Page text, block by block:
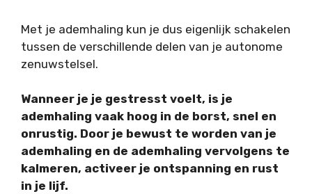
Met je ademhaling kun je dus eigenlijk schakelen
tussen de verschillende delen van je autonome
zenuwstelsel.
Wanneer je je gestresst voelt, is je
ademhaling vaak hoog in de borst, snel en
onrustig. Door je bewust te worden van je
ademhaling en de ademhaling vervolgens te
kalmeren, activeer je ontspanning en rust
in je lijf.